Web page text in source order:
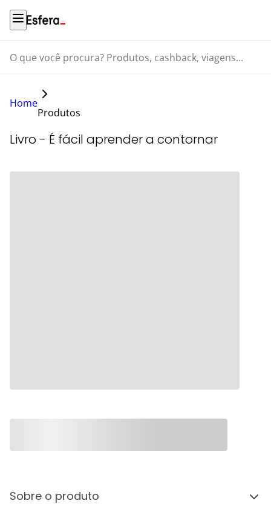
O que você procura? Produtos, cashback, viagens...
Home
Produtos
Livro - É fácil aprender a contornar
Sobre o produto